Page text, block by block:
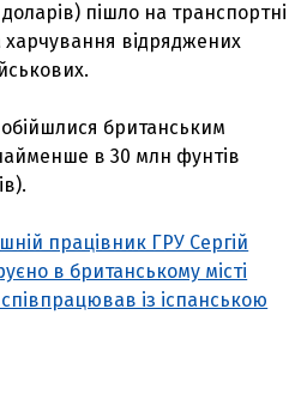
пішло на транспортні
відряджених
британським
в 30 млн фунтів
працівник ГРУ Сергій
в британському місті
із іспанською